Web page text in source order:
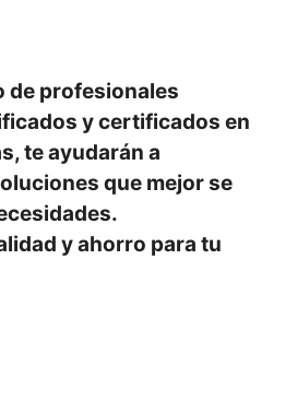
de profesionales
y certificados en
te ayudarán a
que mejor se
y ahorro para tu